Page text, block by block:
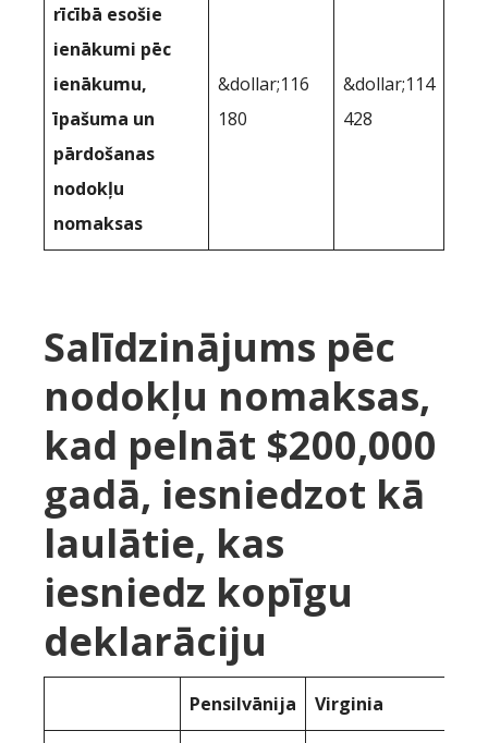
rīcībā esošie
ienākumi pēc
ienākumu,
īpašuma un
pārdošanas
nodokļu
nomaksas
&dollar;116
180
&dollar;114
428
Salīdzinājums pēc
nodokļu nomaksas,
kad pelnāt $200,000
gadā, iesniedzot kā
laulātie, kas
iesniedz kopīgu
deklarāciju
Pensilvānija Virginia